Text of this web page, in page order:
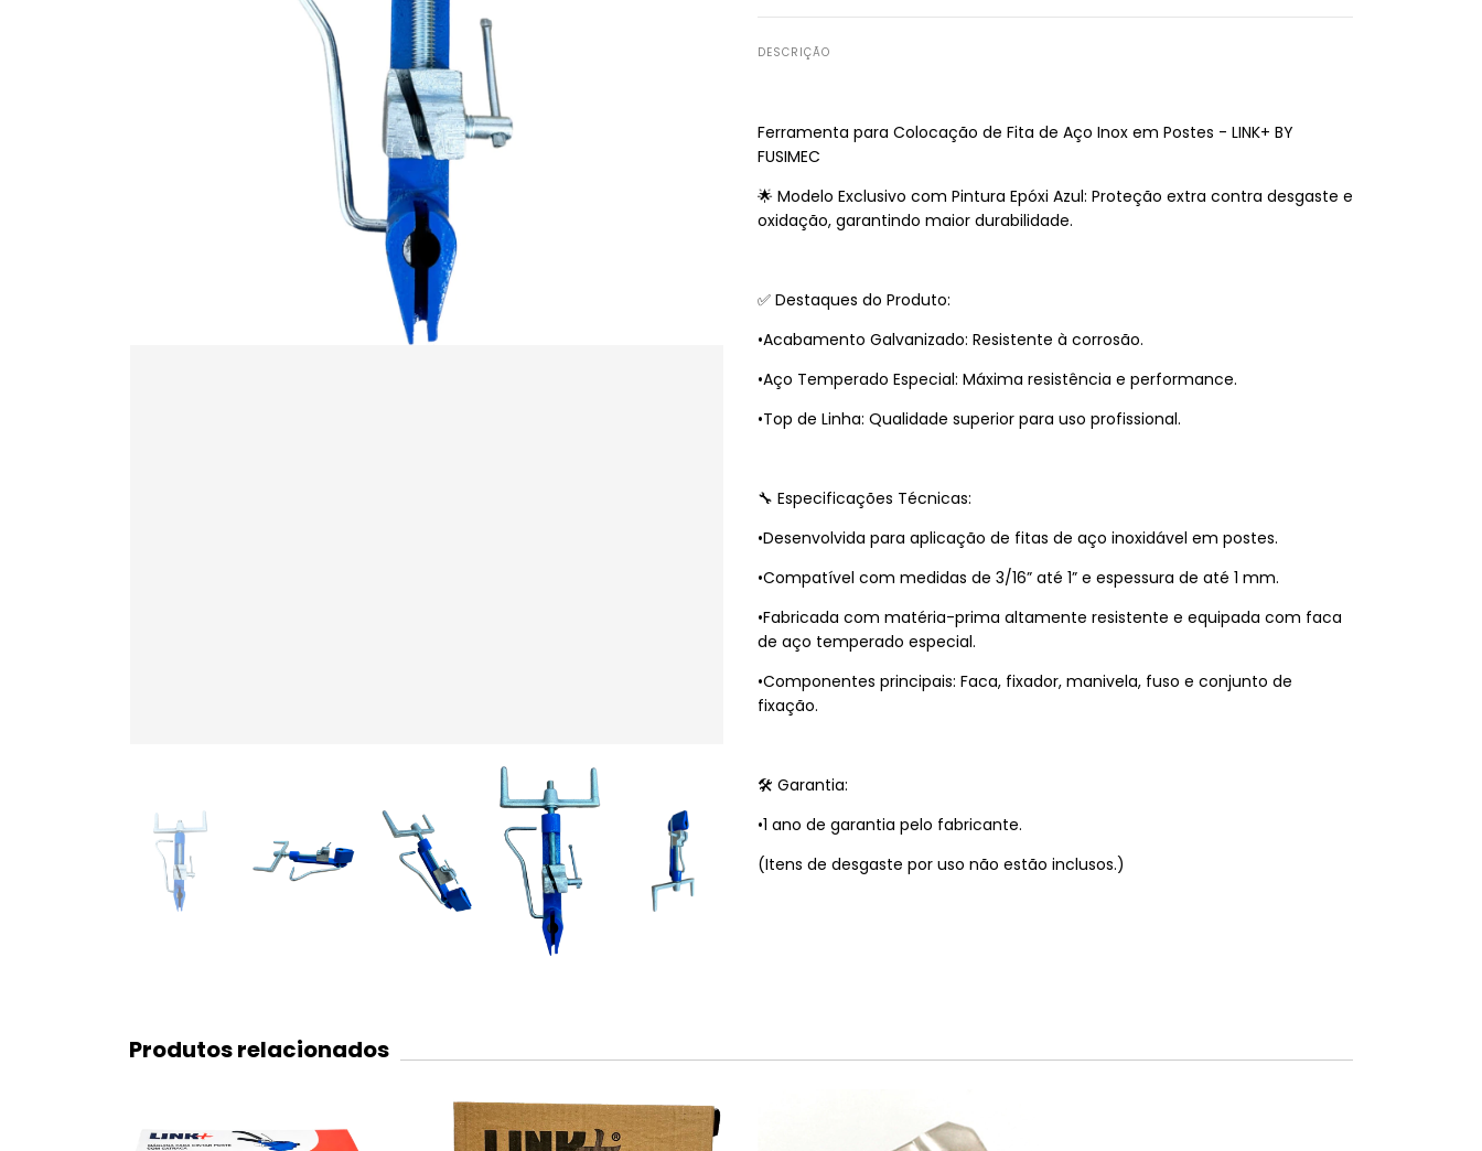
DESCRIÇÃO
Ferramenta para Colocação de Fita de Aço Inox em Postes - LINK+ BY
FUSIMEC
🌟 Modelo Exclusivo com Pintura Epóxi Azul: Proteção extra contra desgaste e
oxidação, garantindo maior durabilidade.
✅ Destaques do Produto:
•Acabamento Galvanizado: Resistente à corrosão.
•Aço Temperado Especial: Máxima resistência e performance.
•Top de Linha: Qualidade superior para uso profissional.
🔧 Especificações Técnicas:
•Desenvolvida para aplicação de fitas de aço inoxidável em postes.
•Compatível com medidas de 3/16” até 1” e espessura de até 1 mm.
•Fabricada com matéria-prima altamente resistente e equipada com faca
de aço temperado especial.
•Componentes principais: Faca, fixador, manivela, fuso e conjunto de
fixação.
🛠️ Garantia:
•1 ano de garantia pelo fabricante.
(Itens de desgaste por uso não estão inclusos.)
Produtos relacionados